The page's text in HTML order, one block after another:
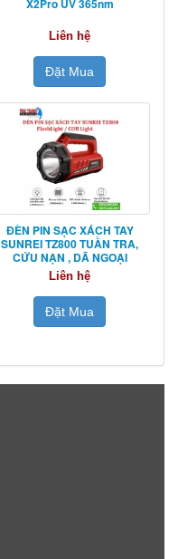
X2Pro UV 365nm
Liên hệ
Đặt Mua
ĐÈN PIN SẠC XÁCH TAY
SUNREI TZ800 TUẦN TRA,
CỨU NẠN , DÃ NGOẠI
Liên hệ
Đặt Mua